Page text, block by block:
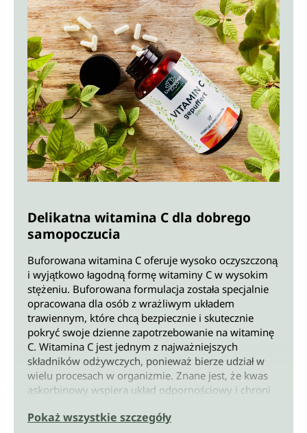
Delikatna witamina C dla dobrego
samopoczucia
Buforowana witamina C oferuje wysoko oczyszczoną
i wyjątkowo łagodną formę witaminy C w wysokim
stężeniu. Buforowana formulacja została specjalnie
opracowana dla osób z wrażliwym układem
trawiennym, które chcą bezpiecznie i skutecznie
pokryć swoje dzienne zapotrzebowanie na witaminę
C. Witamina C jest jednym z najważniejszych
składników odżywczych, ponieważ bierze udział w
wielu procesach w organizmie. Znane jest, że kwas
askorbinowy wspiera układ odpornościowy i chroni
kości, metabolizm energetyczny i inne funkcje. Na
Pokaż wszystkie szczegóły